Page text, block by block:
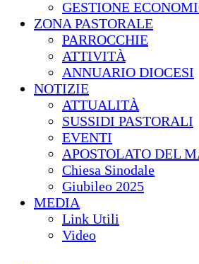
GESTIONE
ZONA PASTORALE
PARROCCHIE
ATTIVITÀ
ANNUARIO DIOCESI
NOTIZIE
ATTUALITÀ
SUSSIDI PASTORALI
EVENTI
APOSTOLATO DEL
Chiesa Sinodale
Giubileo 2025
MEDIA
Link Utili
Video